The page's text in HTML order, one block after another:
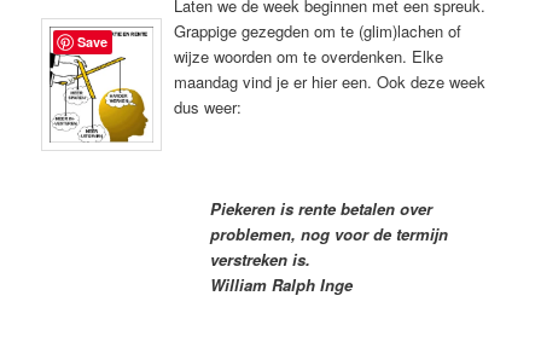
Laten we de week beginnen met een spreuk.
Grappige gezegden om te (glim)lachen of
wijze woorden om te overdenken. Elke
maandag vind je er hier een. Ook deze week
dus weer:
Piekeren is rente betalen over
problemen, nog voor de termijn
verstreken is.
William Ralph Inge
Save